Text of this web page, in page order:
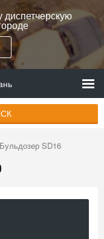
диспетчерскую
Бульдозер SD16